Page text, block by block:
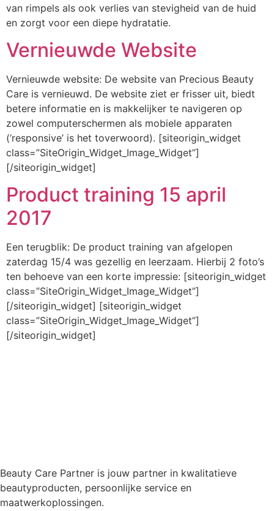
van rimpels als ook verlies van stevigheid van de huid
en zorgt voor een diepe hydratatie.
Vernieuwde Website
Vernieuwde website: De website van Precious Beauty
Care is vernieuwd. De website ziet er frisser uit, biedt
betere informatie en is makkelijker te navigeren op
zowel computerschermen als mobiele apparaten
(‘responsive’ is het toverwoord). [siteorigin_widget
class=”SiteOrigin_Widget_Image_Widget”]
[/siteorigin_widget]
Product training 15 april
2017
Een terugblik: De product training van afgelopen
zaterdag 15/4 was gezellig en leerzaam. Hierbij 2 foto’s
ten behoeve van een korte impressie: [siteorigin_widget
class=”SiteOrigin_Widget_Image_Widget”]
[/siteorigin_widget] [siteorigin_widget
class=”SiteOrigin_Widget_Image_Widget”]
[/siteorigin_widget]
Beauty Care Partner is jouw partner in kwalitatieve
beautyproducten, persoonlijke service en
maatwerkoplossingen.